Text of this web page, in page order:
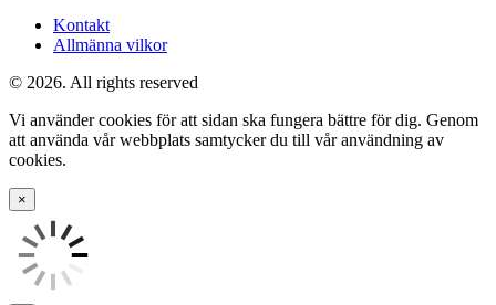
Kontakt
Allmänna vilkor
© 2026. All rights reserved
Vi använder cookies för att sidan ska fungera bättre för dig. Genom
att använda vår webbplats samtycker du till vår användning av
cookies.
×